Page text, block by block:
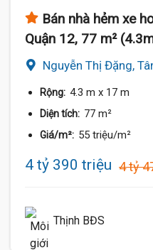
Bán nhà hẻm xe
Quận 12, 77 m²
Nguyễn Thị Đặng,
Rộng: 4.3 m x 17 m
Diện tích: 77 m²
Giá/m²: 55 triệu/m²
4 tỷ 390 triệu 4 tỷ
Thịnh BĐS